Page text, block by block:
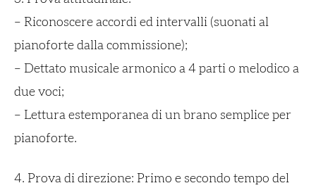
– Riconoscere accordi ed intervalli (suonati al
pianoforte dalla commissione);
– Dettato musicale armonico a 4 parti o melodico a
due voci;
– Lettura estemporanea di un brano semplice per
pianoforte.
4. Prova di direzione: Primo e secondo tempo del